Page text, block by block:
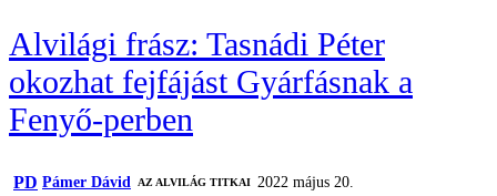
Alvilági frász: Tasnádi Péter
okozhat fejfájást Gyárfásnak a
Fenyő-perben
PD Pámer Dávid AZ ALVILÁG TITKAI
2022 május 20.